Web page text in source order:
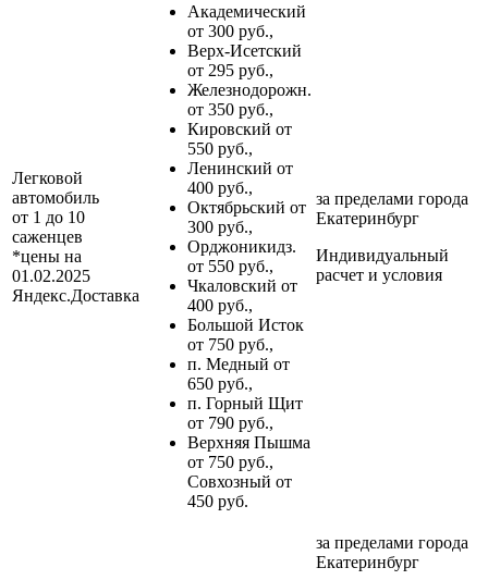
Легковой
автомобиль
от 1 до 10
саженцев
*цены на
01.02.2025
Яндекс.Доставка
Академический
от 300 руб.,
Верх-Исетский
от 295 руб.,
Железнодорожн.
от 350 руб.,
Кировский от
550 руб.,
Ленинский от
400 руб.,
Октябрьский от
300 руб.,
Орджоникидз.
от 550 руб.,
Чкаловский от
400 руб.,
Большой Исток
от 750 руб.,
п. Медный от
650 руб.,
п. Горный Щит
от 790 руб.,
Верхняя Пышма
от 750 руб.,
Совхозный от
450 руб.
за пределами города
Екатеринбург
Индивидуальный
расчет и условия
за пределами города
Екатеринбург